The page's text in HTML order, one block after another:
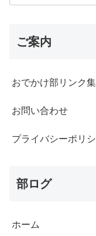
ご案内
おでかけ部リンク集
お問い合わせ
プライバシーポリ
部ログ
ホーム